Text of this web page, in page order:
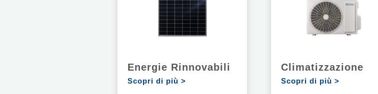
Energie Rinnovabili
Scopri di più >
Climatizzazione
Scopri di più >